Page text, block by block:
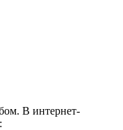
В интернет-